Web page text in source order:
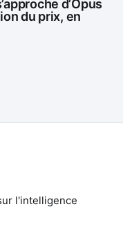
d’Opus
du prix, en
l'intelligence